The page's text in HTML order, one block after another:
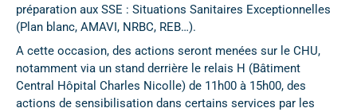
préparation aux SSE : Situations Sanitaires Exceptionnelles
(Plan blanc, AMAVI, NRBC, REB…).
A cette occasion, des actions seront menées sur le CHU,
notamment via un stand derrière le relais H (Bâtiment
Central Hôpital Charles Nicolle) de 11h00 à 15h00, des
actions de sensibilisation dans certains services par les